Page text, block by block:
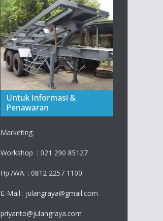
Untuk Informasi &
Penawaran
Marketing.
Workshop : 021 290 85127
Hp./WA. : 0812 2257 1100
E-Mail : julangraya@gmail.com
priyanto@julangraya.com